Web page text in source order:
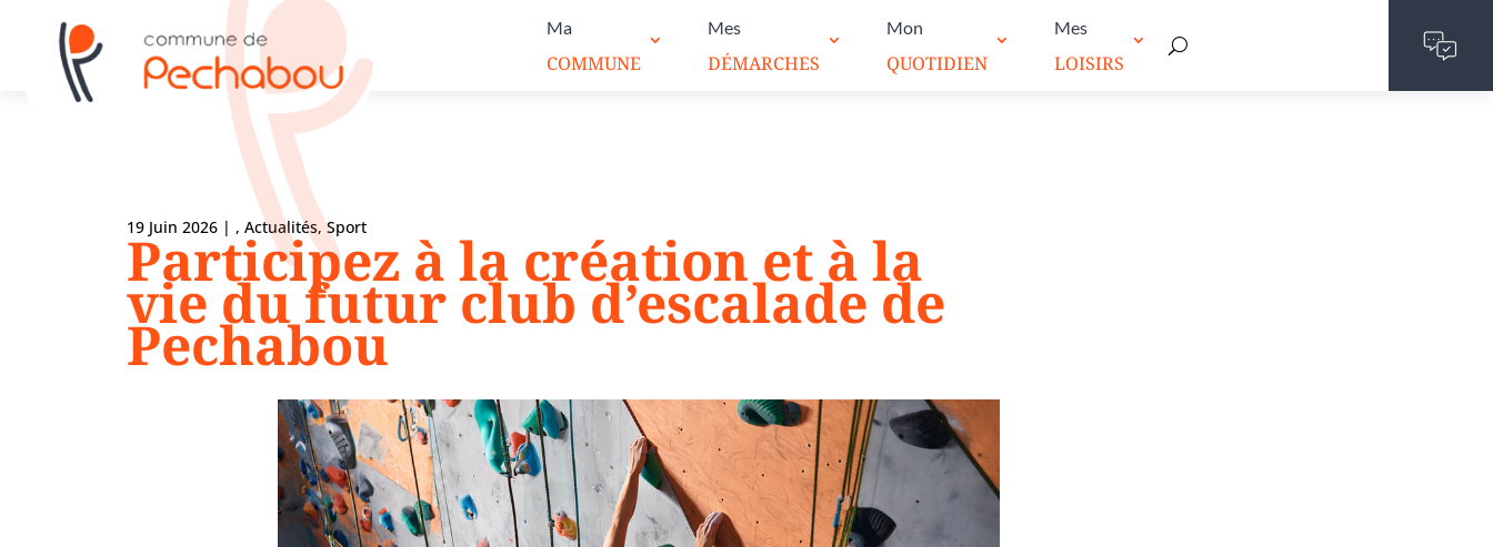
Ma
COMMUNE
Mes
DÉMARCHES
Mon
QUOTIDIEN
Mes
LOISIRS
19 Juin 2026 | ,Actualités,Sport
Participez à la création et à la
vie du futur club d’escalade de
Pechabou